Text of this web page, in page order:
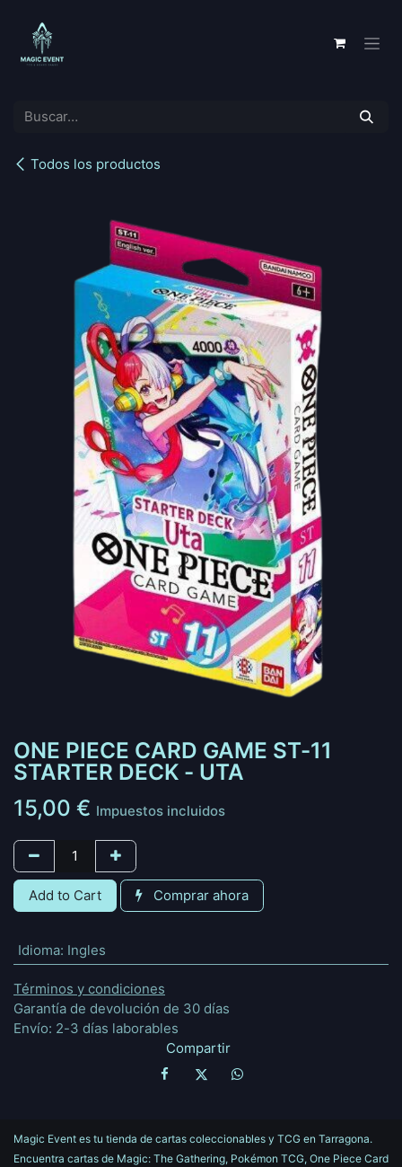
Todos los productos
ONE PIECE CARD GAME ST-11
STARTER DECK - UTA
15,00 € Impuestos incluidos
Add to Cart Comprar ahora
Idioma: Ingles
Términos y condiciones
Garantía de devolución de 30 días
Envío: 2-3 días laborables
Compartir
Magic Event es tu tienda de cartas coleccionables y TCG en Tarragona.
Encuentra cartas de Magic: The Gathering, Pokémon TCG, One Piece Card